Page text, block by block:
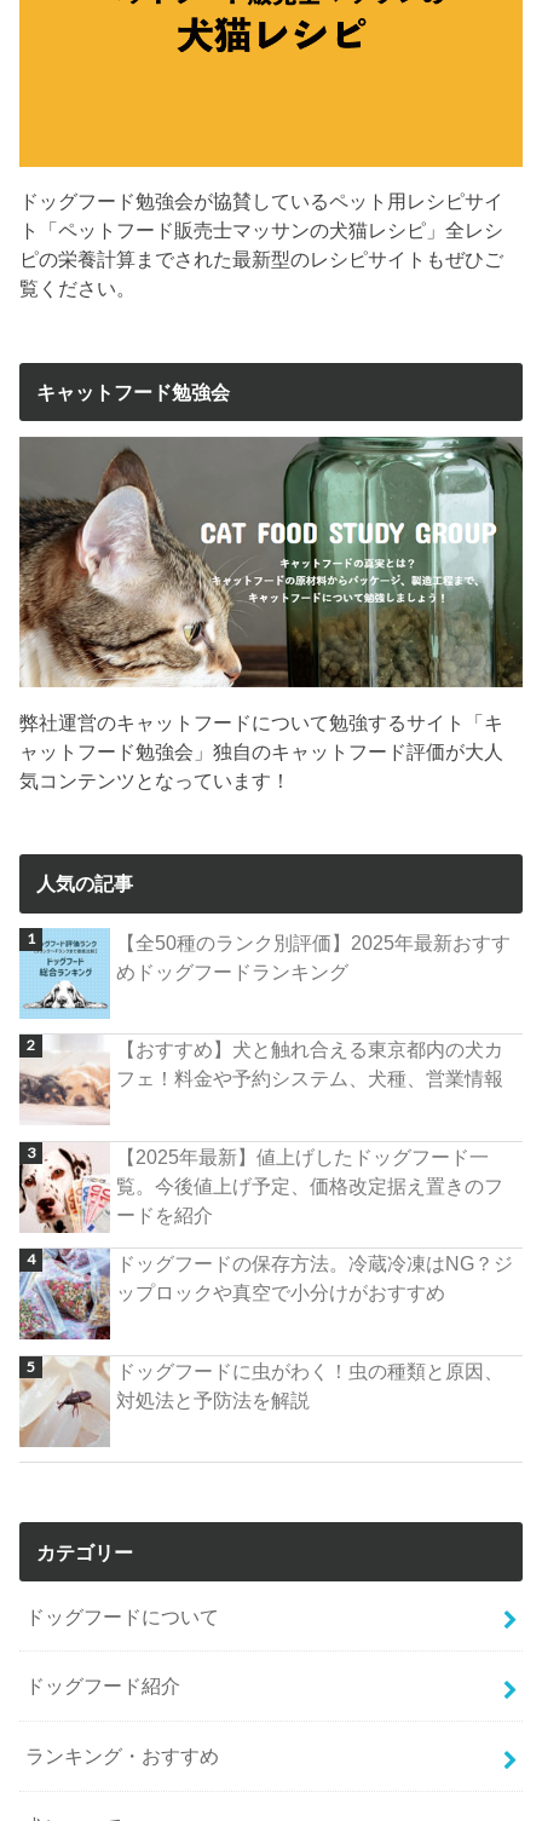
ドッグフード勉強会が協賛しているペット用レシピサイ
ト「ペットフード販売士マッサンの犬猫レシピ」全レシ
ピの栄養計算までされた最新型のレシピサイトもぜひご
覧ください。
キャットフード勉強会
弊社運営のキャットフードについて勉強するサイト「キ
ャットフード勉強会」独自のキャットフード評価が大人
気コンテンツとなっています！
人気の記事
【全50種のランク別評価】2025年最新おすす
めドッグフードランキング
【おすすめ】犬と触れ合える東京都内の犬カ
フェ！料金や予約システム、犬種、営業情報
【2025年最新】値上げしたドッグフード一
覧。今後値上げ予定、価格改定据え置きのフ
ードを紹介
ドッグフードの保存方法。冷蔵冷凍はNG？ジ
ップロックや真空で小分けがおすすめ
ドッグフードに虫がわく！虫の種類と原因、
対処法と予防法を解説
カテゴリー
ドッグフードについて
ドッグフード紹介
ランキング・おすすめ